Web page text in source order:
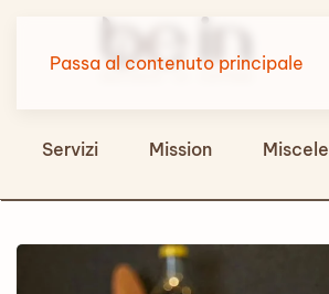
Passa al contenuto principale
Servizi Mission Miscele